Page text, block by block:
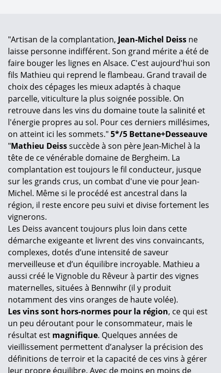
"Artisan de la complantation, Jean-Michel Deiss ne
laisse personne indifférent. Son grand mérite a été de
faire bouger les lignes en Alsace. C'est aujourd'hui son
fils Mathieu qui reprend le flambeau. Grand travail de
choix des cépages les mieux adaptés à chaque
parcelle, viticulture la plus soignée possible. On
retrouve dans les vins du domaine toute la salinité et
l'énergie propres au sol. Pour ces derniers millésimes,
on atteint ici les sommets."5*/5 Bettane+Desseauve
"Mathieu Deisssuccède à son père Jean-Michel à la
tête de ce vénérable domaine de Bergheim. La
complantation est toujours le fil conducteur, jusque
sur les grands crus, un combat d'une vie pour Jean-
Michel. Même si le procédé est ancestral dans la
région, il reste encore peu suivi et divise fortement les
vignerons.
Les Deiss avancent toujours plus loin dans cette
démarche exigeante et livrent des vins convaincants,
complexes, dotés d’une intensité de saveur
merveilleuse et d’un équilibre incroyable. Mathieu a
aussi créé le Vignoble du Rêveur à partir des vignes
maternelles, situées à Bennwihr (il y produit
notamment des vins oranges de haute volée).
Les vins sont hors-normes pour la région, ce qui est
un peu déroutant pour le consommateur, mais le
résultat est magnifique. Quelques années de
vieillissement permettent d’analyser la précision des
définitions de terroir et la capacité de ces vins à gérer
leur propre équilibre. Avec de moins en moins de